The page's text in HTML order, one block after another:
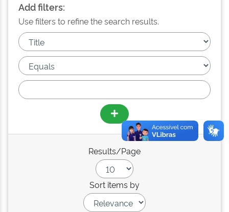
Add filters:
Use filters to refine the search results.
Results/Page
Sort items by